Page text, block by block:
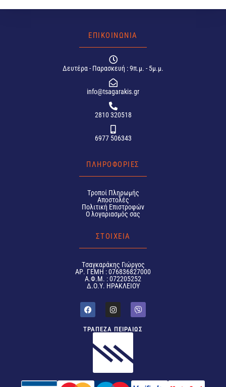
ΕΠΙΚΟΙΝΩΝΙΑ
Δευτέρα - Παρασκευή : 9π.μ. - 5μ.μ.
info@tsagarakis.gr
2810 320518
6977 506343
ΠΛΗΡΟΦΟΡΙΕΣ
Tροποί Πληρωμής
Αποστολές
Πολιτική Επιστροφών
Ο λογαριασμός σας
ΣΤΟΙΧΕΙΑ
Tσαγκαράκης Γιώργος
ΑΡ. ΓΕΜΗ : 076836827000
Α.Φ.Μ. : 072205252
Δ.Ο.Υ. ΗΡΑΚΛΕΙΟΥ
ΤΡΑΠΕΖΑ ΠΕΙΡΑΙΩΣ